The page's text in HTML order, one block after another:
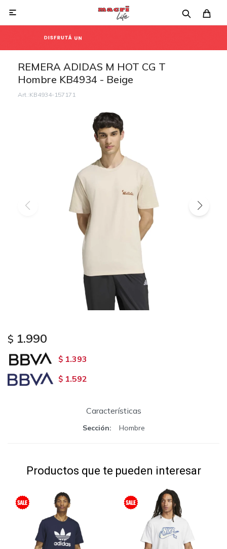

REMERA ADIDAS M HOT CG T
Hombre KB4934 - Beige
KB4934-157171
$ 1.990
$ 1.393
$ 1.592
Características
Sección Hombre
Productos que te pueden interesar